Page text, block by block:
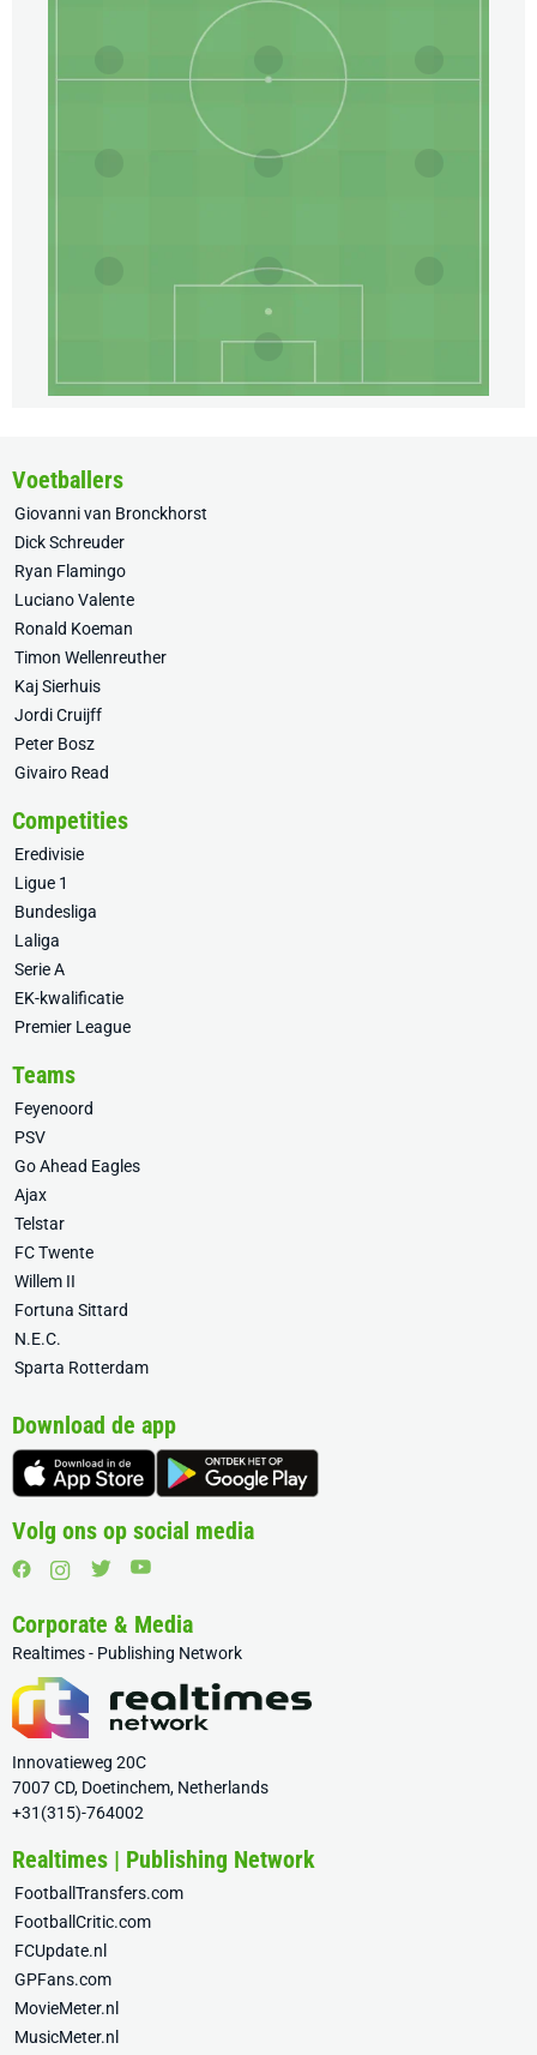
Voetballers
Giovanni van Bronckhorst
Dick Schreuder
Ryan Flamingo
Luciano Valente
Ronald Koeman
Timon Wellenreuther
Kaj Sierhuis
Jordi Cruijff
Peter Bosz
Givairo Read
Competities
Eredivisie
Ligue 1
Bundesliga
Laliga
Serie A
EK-kwalificatie
Premier League
Teams
Feyenoord
PSV
Go Ahead Eagles
Ajax
Telstar
FC Twente
Willem II
Fortuna Sittard
N.E.C.
Sparta Rotterdam
Download de app
Volg ons op social media
Corporate & Media
Realtimes - Publishing Network
Innovatieweg 20C
7007 CD, Doetinchem, Netherlands
+31(315)-764002
Realtimes | Publishing Network
FootballTransfers.com
FootballCritic.com
FCUpdate.nl
GPFans.com
MovieMeter.nl
MusicMeter.nl